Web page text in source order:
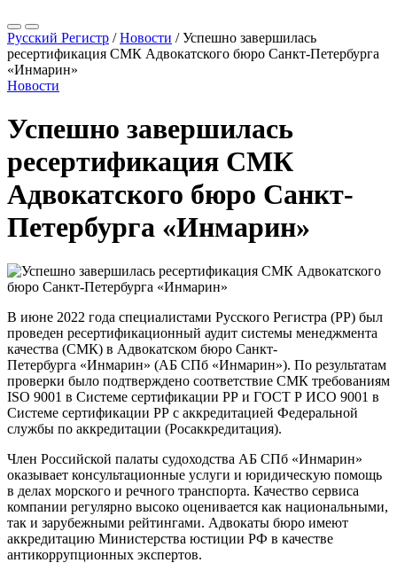
Русский Регистр /Новости /Успешно завершилась
ресертификация СМК Адвокатского бюро Санкт-Петербурга
«Инмарин»
Новости
Успешно завершилась
ресертификация СМК
Адвокатского бюро Санкт-
Петербурга «Инмарин»
В июне 2022 года специалистами Русского Регистра (РР) был
проведен ресертификационный аудит системы менеджмента
качества (СМК) в Адвокатском бюро Санкт-
Петербурга «Инмарин» (АБ СПб «Инмарин»). По результатам
проверки было подтверждено соответствие СМК требованиям
ISO 9001 в Системе сертификации РР и ГОСТ Р ИСО 9001 в
Системе сертификации РР с аккредитацией Федеральной
службы по аккредитации (Росаккредитация).
Член Российской палаты судоходства АБ СПб «Инмарин»
оказывает консультационные услуги и юридическую помощь
в делах морского и речного транспорта. Качество сервиса
компании регулярно высоко оценивается как национальными,
так и зарубежными рейтингами. Адвокаты бюро имеют
аккредитацию Министерства юстиции РФ в качестве
антикоррупционных экспертов.